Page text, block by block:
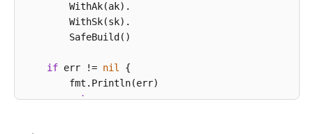
        WithAk(ak).
        WithSk(sk).
        SafeBuild()
if err != nil
{
        fmt.Println(err)
return